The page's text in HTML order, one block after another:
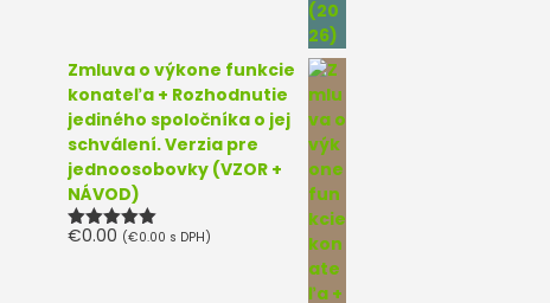
Zmluva o výkone funkcie
konateľa + Rozhodnutie
jediného spoločníka o jej
schválení. Verzia pre
jednoosobovky (VZOR +
NÁVOD)
Hodnotenie
€0.00 (€0.00 s DPH)